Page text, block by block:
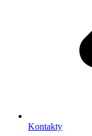
Kontakty